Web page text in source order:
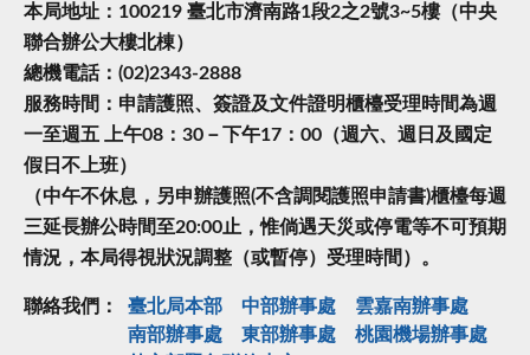
本局地址：100219 臺北市濟南路1段2之2號3~5樓（中央
聯合辦公大樓北棟）
總機電話：(02)2343-2888
服務時間：申請護照、簽證及文件證明櫃檯受理時間為週
一至週五 上午08：30－下午17：00（週六、週日及國定
假日不上班）
（中午不休息，另申辦護照(不含調閱護照申請書)櫃檯每週
三延長辦公時間至20:00止，惟倘遇天災或停電等不可預期
情況，本局得視狀況調整（或暫停）受理時間）。
聯絡我們： 臺北局本部 中部辦事處
雲嘉南辦事處
南部辦事處
東部辦事處
桃園機場辦事處